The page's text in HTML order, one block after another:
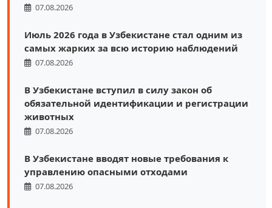
07.08.2026
Июль 2026 года в Узбекистане стал одним из
самых жарких за всю историю наблюдений
07.08.2026
В Узбекистане вступил в силу закон об
обязательной идентификации и регистрации
животных
07.08.2026
В Узбекистане вводят новые требования к
управлению опасными отходами
07.08.2026